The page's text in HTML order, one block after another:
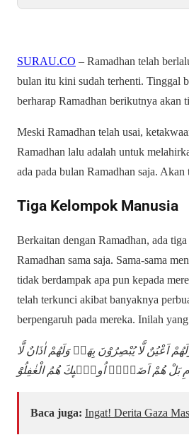
SURAU.CO – Ramadhan telah
bulan itu kini sudah terhenti. Tinggal
berharap Ramadhan berikutnya akan
Meski Ramadhan telah usai,
Ramadhan lalu adalah untuk
ada pada bulan Ramadhan saja.
Tiga Kelompok Manusia
Berkaitan dengan Ramadhan, ada
Ramadhan sama saja. Sama-sama
tidak berdampak apa pun kepada
telah terkunci akibat banyaknya
berpengaruh pada mereka. Inilah
اَعْيُنٌ لَّا يُبْصِرُوْنَ بِهَاۖ وَلَهُمْ اٰذَانٌ لَّا
بَلْ هُمْ اَضَلُّۗ اُولٰۤىِٕكَ هُمُ الْغٰفِلُوْ
Baca juga: Ingat! Derita Gaza